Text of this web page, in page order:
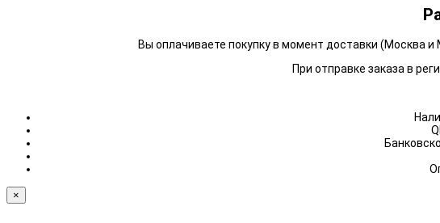
Вы оплачиваете покупку в момент доставки (Москва
При отправке заказа в
×